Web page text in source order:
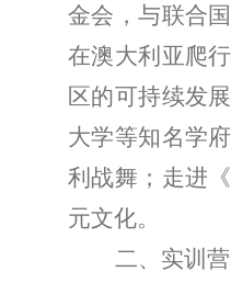
金会，与联合
在澳大利亚爬
区的可持续发
大学等知名学
利战舞 ； 走进
元文化。
二、实训